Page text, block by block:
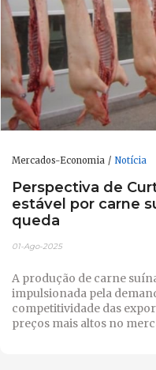
Mercados-Economia Notícia
Perspectiva de
estável por carne
queda
01-Ago-2025
A produção de carne
impulsionada pela
competitividade das
preços mais altos no